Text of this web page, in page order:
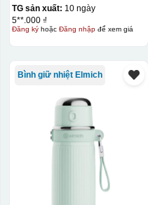
TG sản xuất: 10 ngày
5**.000 ₫
Đăng kýhoặc Đăng nhậpđể xem giá
Bình giữ nhiệt Elmich